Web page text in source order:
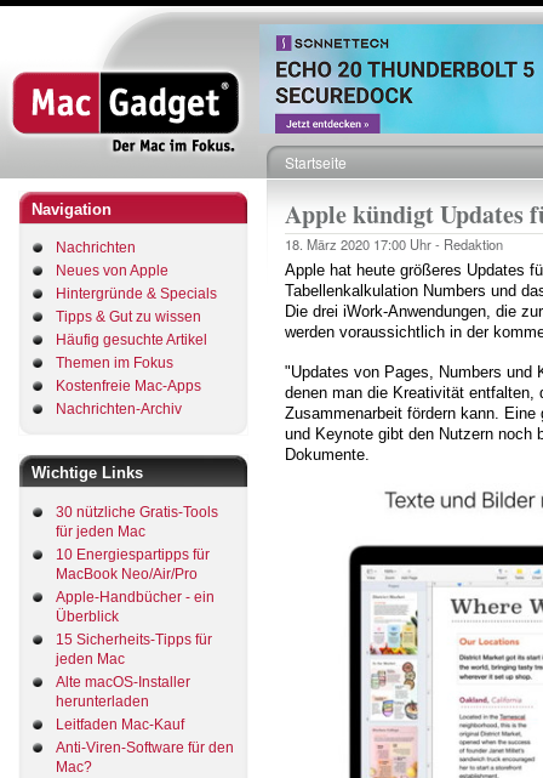
Direkt
zum
Inhalt
Navigation
Nachrichten
Neues von Apple
Hintergründe & Specials
Tipps & Gut zu wissen
Häufig gesuchte Artikel
Themen im Fokus
Kostenfreie Mac-Apps
Nachrichten-Archiv
Wichtige Links
30 nützliche Gratis-Tools
für jeden Mac
10 Energiespartipps für
MacBook Neo/Air/Pro
Apple-Handbücher - ein
Überblick
15 Sicherheits-Tipps für
jeden Mac
Alte macOS-Installer
herunterladen
Leitfaden Mac-Kauf
Anti-Viren-Software für den
Mac?
Pfadnavigation
Startseite
Apple kündigt Updates
18. März 2020 17:00 Uhr - Redaktion
Apple hat heute größeres Updates
Tabellenkalkulation Numbers und
Die drei iWork-Anwendungen, die
werden voraussichtlich in der
"Updates von Pages, Numbers und
denen man die Kreativität
Zusammenarbeit fördern kann.
und Keynote gibt den Nutzern noch
Dokumente.